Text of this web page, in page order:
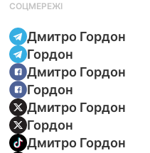
СОЦМЕРЕЖІ
Дмитро Гордон
Гордон
Дмитро Гордон
Гордон
Дмитро Гордон
Гордон
Дмитро Гордон